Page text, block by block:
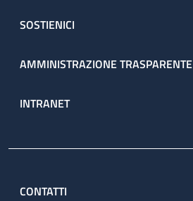
SOSTIENICI
AMMINISTRAZIONE TRASPARENTE
INTRANET
CONTATTI